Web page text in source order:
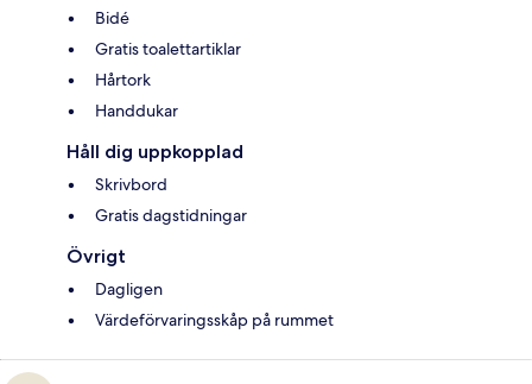
Bidé
Gratis toalettartiklar
Hårtork
Handdukar
Håll dig uppkopplad
Skrivbord
Gratis dagstidningar
Övrigt
Dagligen
Värdeförvaringsskåp på rummet